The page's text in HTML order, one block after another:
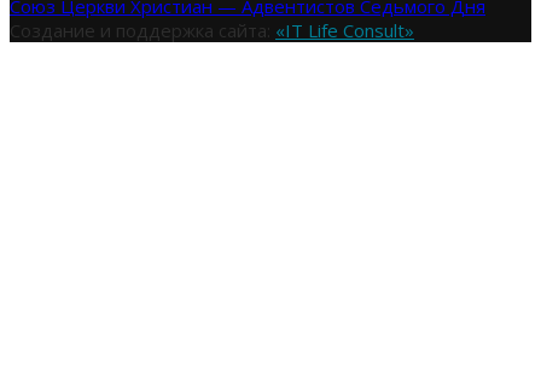
Союз Церкви Христиан — Адвентистов Седьмого Дня
Создание и поддержка сайта: «IT Life Consult»